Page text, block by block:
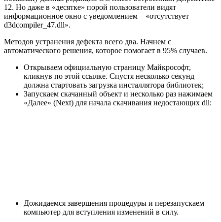
12. Но даже в «десятке» порой пользователи видят
информационное окно с уведомлением – «отсутствует
d3dcompiler_47.dll».
Методов устранения дефекта всего два. Начнем с
автоматического решения, которое помогает в 95% случаев.
Открываем официальную страницу Майкрософт,
кликнув по этой ссылке. Спустя несколько секунд
должна стартовать загрузка инсталлятора библиотек;
Запускаем скачанный объект и несколько раз нажимаем
«Далее» (Next) для начала скачивания недостающих dll:
Дожидаемся завершения процедуры и перезапускаем
компьютер для вступления изменений в силу.